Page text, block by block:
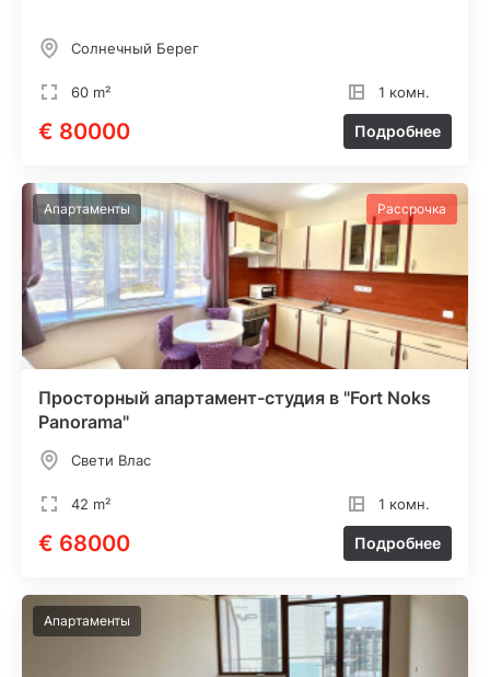
Солнечный Берег
60 m² 1 комн.
€ 80000 Подробнее
Апартаменты Рассрочка
Просторный апартамент-студия в "Fort Noks
Panorama"
Свети Влас
42 m² 1 комн.
€ 68000 Подробнее
Апартаменты